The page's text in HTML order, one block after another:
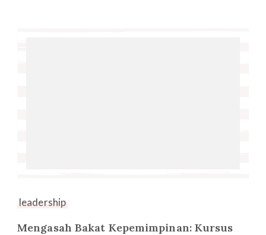
leadership
Mengasah Bakat Kepemimpinan: Kursus